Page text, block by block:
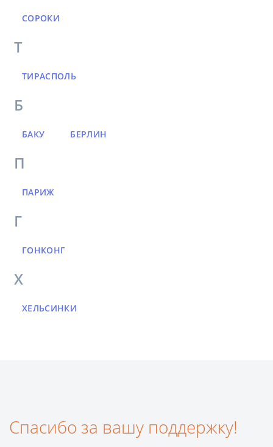
СОРОКИ
Т
ТИРАСПОЛЬ
Б
БАКУ БЕРЛИН
П
ПАРИЖ
Г
ГОНКОНГ
Х
ХЕЛЬСИНКИ
Спасибо за вашу поддержку!